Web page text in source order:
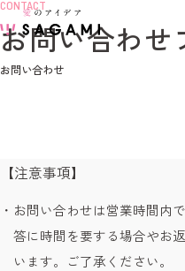
CONTACT
お問い合わせ
お問い合わせ
【注意事項】
お問い合わせは営業時間内
答に時間を要する場合やお
います。ご了承ください。